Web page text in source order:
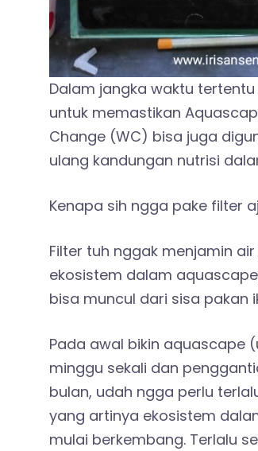
Dalam jangka waktu
untuk memastikan
Change (WC) bisa juga
ulang kandungan nutrisi
Kenapa sih ngga pake filter
Filter tuh nggak menjamin
ekosistem dalam
bisa muncul dari sisa pakan
Pada awal bikin aquascape
minggu sekali dan
bulan, udah ngga perlu
yang artinya ekosistem
mulai berkembang. Terlalu